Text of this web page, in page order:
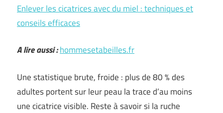
Enlever les cicatrices avec du miel : techniques et
conseils efficaces
A lire aussi :hommesetabeilles.fr
Une statistique brute, froide : plus de 80 % des
adultes portent sur leur peau la trace d’au moins
une cicatrice visible. Reste à savoir si la ruche